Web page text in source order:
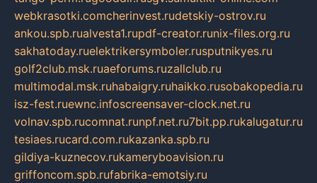
webkrasotki.comcherinvest.rudetskiy-ostrov.ru
ankou.spb.rualvesta1.rupdf-creator.runix-files.org.ru
sakhatoday.ruelektrikersymboler.rusputnikyes.ru
golf2club.msk.ruaeforums.ruzallclub.ru
multimodal.msk.ruhabaigry.ruhaikko.rusobakopedia.ru
isz-fest.ruewnc.infoscreensaver-clock.net.ru
volnav.spb.rucomnat.runpf.net.ru7bit.pp.rukalugatur.ru
tesiaes.rucard.com.rukazanka.spb.ru
gildiya-kuznecov.rukameryboavision.ru
griffoncom.spb.rufabrika-emotsiy.ru